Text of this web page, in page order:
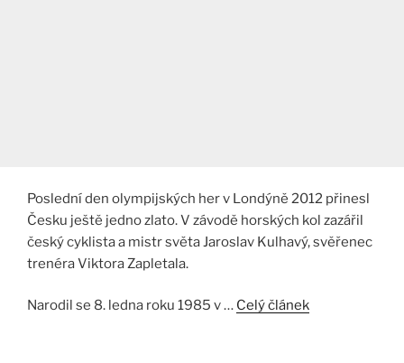
Poslední den olympijských her v Londýně 2012 přinesl
Česku ještě jedno zlato. V závodě horských kol zazářil
český cyklista a mistr světa Jaroslav Kulhavý, svěřenec
trenéra Viktora Zapletala.
Narodil se 8. ledna roku 1985 v … Celý článek